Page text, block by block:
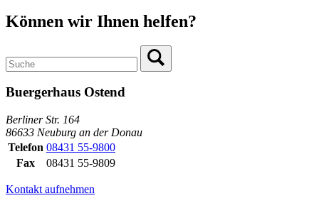
Können wir Ihnen helfen?
Buergerhaus Ostend
Berliner Str. 164
86633 Neuburg an der Donau
Telefon 08431 55-9800
Fax
08431 55-9809
Kontakt aufnehmen